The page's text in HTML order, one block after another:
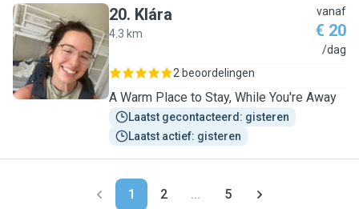
K
20. Klára
4.3 km
vanaf
€ 20
/dag
2 beoordelingen
A Warm Place to Stay, While You're Away
Laatst gecontacteerd: gisteren
Laatst actief: gisteren
1 2 ... 5